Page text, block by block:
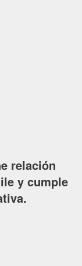
relación
y cumple